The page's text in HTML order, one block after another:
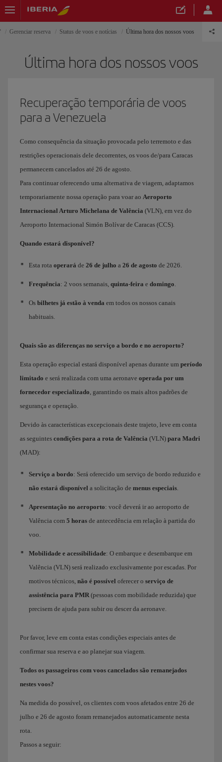
Gerenciar reserva Status de voos e notícias Última hora dos nossos voos
Última hora dos nossos voos
Recuperação temporária de voos
para a Venezuela
Como consequência da situação provocada pelo terremoto e das
restrições operacionais dele decorrentes, os voos de/para Caracas
permanecem cancelados até 26 de agosto.
Para continuar oferecendo uma alternativa de viagem, adaptamos
temporariamente nossa operação para voar ao Aeroporto
Internacional Arturo Michelana de Valência (VLN), em vez do
Aeroporto Internacional Simón Bolívar de Caracas (CCS).
Quando estará disponível?
Esta rota operará de 26 de julho a 26 de agosto de 2026.
Frequência: 2 voos semanais, quinta-feira e domingo.
Os bilhetes já estão à venda em todos os nossos canais
habituais.
Quais são as diferenças no serviço a bordo e no aeroporto?
Esta operação especial estará disponível apenas durante um período
limitado e será realizada com uma aeronave operada por um
fornecedor especializado, garantindo os mais altos padrões de
segurança e operação.
Devido às características excepcionais deste trajeto, leve em conta
as seguintes condições para a rota de Valência (VLN) para Madri
(MAD):
Serviço a bordo: Será oferecido um serviço de bordo reduzido e
não estará disponível a solicitação de menus especiais.
Apresentação no aeroporto: você deverá ir ao aeroporto de
Valência com 5 horas de antecedência em relação à partida do
voo.
Mobilidade e acessibilidade: O embarque e desembarque em
Valência (VLN) será realizado exclusivamente por escadas. Por
motivos técnicos, não é possível oferecer o serviço de
assistência para PMR(pessoas com mobilidade reduzida) que
precisem de ajuda para subir ou descer da aeronave.
Por favor, leve em conta estas condições especiais antes de
confirmar sua reserva e ao planejar sua viagem.
Todos os passageiros com voos cancelados são remanejados
nestes voos?
Na medida do possível, os clientes com voos afetados entre 26 de
julho e 26 de agosto foram remanejados automaticamente nesta
rota.
Passos a seguir: